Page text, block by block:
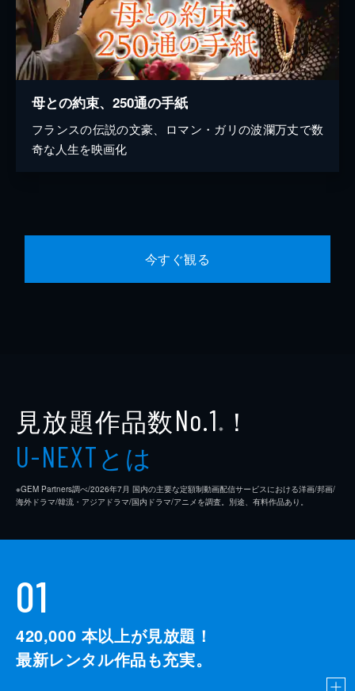
母との約束、250通の手紙
フランスの伝説の文豪、ロマン・ガリの波瀾万丈で数
奇な人生を映画化
今すぐ観る
見放題作品数No.1 ※ ！
U-NEXTとは
※GEM Partners調べ/2026年7⽉ 国内の主要な定額制動画配信サービスにおける洋画/邦画/
海外ドラマ/韓流・アジアドラマ/国内ドラマ/アニメを調査。別途、有料作品あり。
01
420,000 本以上が見放題！
最新レンタル作品も充実。